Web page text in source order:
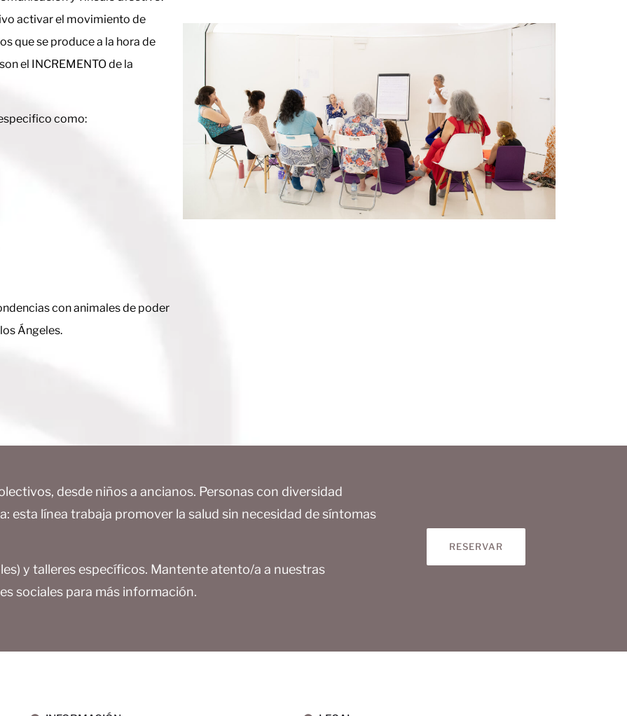
activar el movimiento de
que se produce a la hora de
el INCREMENTO de la
como:
con animales de poder
Ángeles.
desde niños a ancianos. Personas con diversidad
esta línea trabaja promover la salud sin necesidad de síntomas
y talleres específicos. Mantente atento/a a nuestras
sociales para más información.
RESERVAR